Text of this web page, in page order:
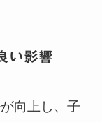
い影響
向上し、子